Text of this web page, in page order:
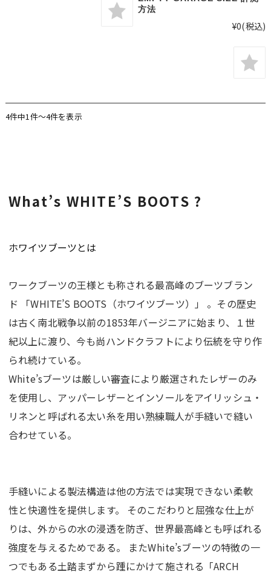
方法
¥0(税込)
4件中1件〜4件を表示
What’s WHITE’S BOOTS ?
ホワイツブーツとは
ワークブーツの王様とも称される最高峰のブーツブラン
ド 「WHITE’S BOOTS（ホワイツブーツ）」 。その歴史
は古く南北戦争以前の1853年バージニアに始まり、１世
紀以上に渡り、今も尚ハンドクラフトにより伝統を守り作
られ続けている。
White’sブーツは厳しい審査により厳選されたレザーのみ
を使用し、アッパーレザーとインソールをアイリッシュ・
リネンと呼ばれる太い糸を用い熟練職人が手縫いで縫い
合わせている。
手縫いによる製法構造は他の方法では実現できない柔軟
性と快適性を提供します。 そのこだわりと屈強な仕上が
りは、外からの水の浸透を防ぎ、世界最高峰とも呼ばれる
強度を与えるためである。 またWhite’sブーツの特徴の一
つでもある土踏まずから踵にかけて施される「ARCH